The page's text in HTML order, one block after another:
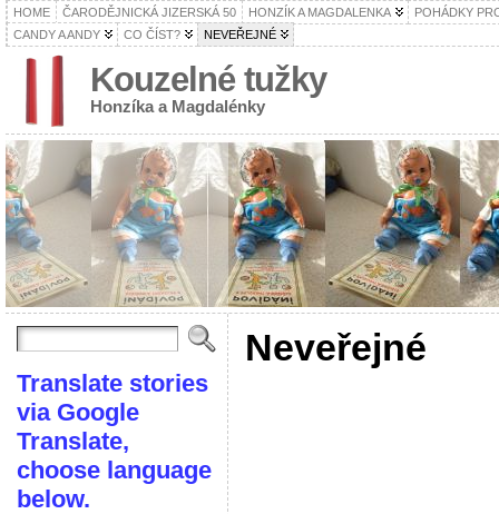
HOME ČARODĚJNICKÁ JIZERSKÁ 50 HONZÍK A MAGDALENKA
POHÁDKY
CANDY A ANDY
CO ČÍST? NEVEŘEJNÉ
Kouzelné tužky
Honzíka a Magdalénky
Translate stories
via Google
Translate,
choose language
below.
Neveřejné